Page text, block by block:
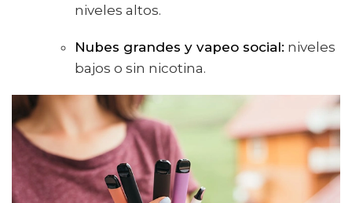
niveles altos.
Nubes grandes y vapeo social: niveles
bajos o sin nicotina.